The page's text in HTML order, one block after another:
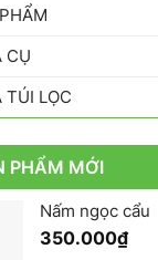
CỤ
TÚI LỌC
PHẨM MỚI
Nấm ngọc cẩu
350.000₫